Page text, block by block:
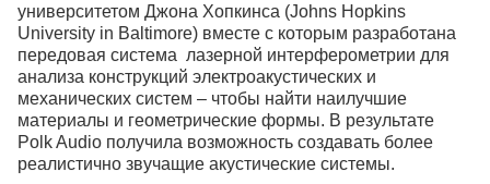
университетом Джона Хопкинса (Johns Hopkins
University in Baltimore) вместе с которым разработана
передовая система лазерной интерферометрии для
анализа конструкций электроакустических и
механических систем – чтобы найти наилучшие
материалы и геометрические формы. В результате
Polk Audio получила возможность создавать более
реалистично звучащие акустические системы.